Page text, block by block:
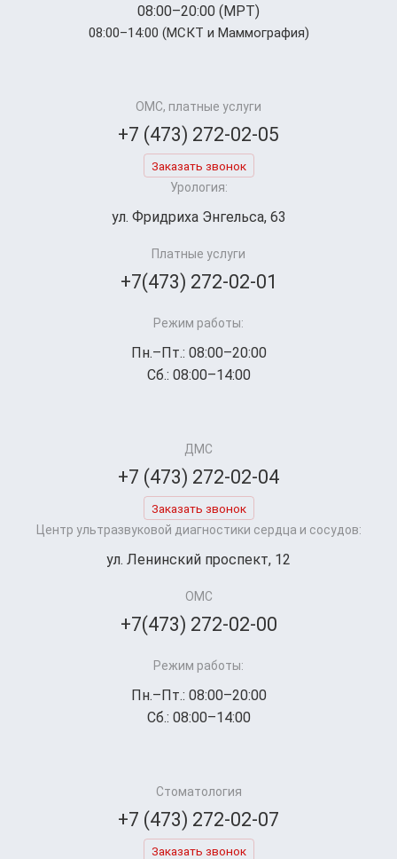
08:00–20:00 (МРТ)
08:00–14:00 (МСКТ и Маммография)
ОМС, платные услуги
+7 (473) 272-02-05
Заказать звонок
Урология:
ул. Фридриха Энгельса, 63
Платные услуги
+7(473) 272-02-01
Режим работы:
Пн.–Пт.: 08:00–20:00
Сб.: 08:00–14:00
ДМС
+7 (473) 272-02-04
Заказать звонок
Центр ультразвуковой диагностики сердца и сосудов:
ул. Ленинский проспект, 12
ОМС
+7(473) 272-02-00
Режим работы:
Пн.–Пт.: 08:00–20:00
Сб.: 08:00–14:00
Стоматология
+7 (473) 272-02-07
Заказать звонок